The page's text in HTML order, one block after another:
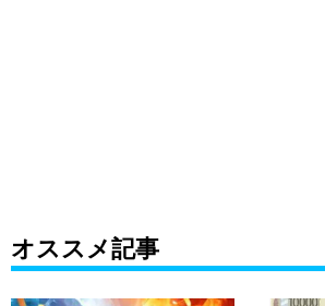
オススメ記事